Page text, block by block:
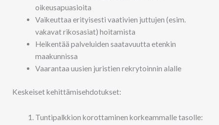
oikeusapuasioita
Vaikeuttaa erityisesti vaativien juttujen (esim.
vakavat rikosasiat) hoitamista
Heikentää palveluiden saatavuutta etenkin
maakunnissa
Vaarantaa uusien juristien rekrytoinnin alalle
Keskeiset kehittämisehdotukset:
Tuntipalkkion korottaminen korkeammalle tasolle: